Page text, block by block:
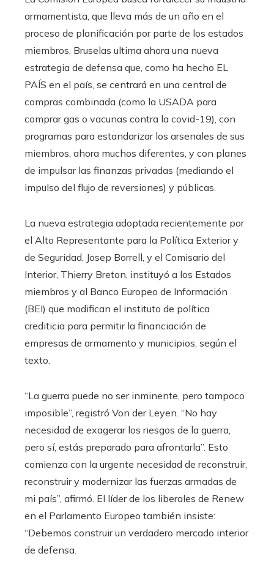
armamentista, que lleva más de un año en el
proceso de planificación por parte de los estados
miembros. Bruselas ultima ahora una nueva
estrategia de defensa que, como ha hecho EL
PAÍS en el país, se centrará en una central de
compras combinada (como la USADA para
comprar gas o vacunas contra la covid-19), con
programas para estandarizar los arsenales de sus
miembros, ahora muchos diferentes, y con planes
de impulsar las finanzas privadas (mediando el
impulso del flujo de reversiones) y públicas.
La nueva estrategia adoptada recientemente por
el Alto Representante para la Política Exterior y
de Seguridad, Josep Borrell, y el Comisario del
Interior, Thierry Breton, instituyó a los Estados
miembros y al Banco Europeo de Información
(BEI) que modifican el instituto de política
crediticia para permitir la financiación de
empresas de armamento y municipios, según el
texto.
“La guerra puede no ser inminente, pero tampoco
imposible”, registró Von der Leyen. “No hay
necesidad de exagerar los riesgos de la guerra,
pero sí, estás preparado para afrontarla”. Esto
comienza con la urgente necesidad de reconstruir,
reconstruir y modernizar las fuerzas armadas de
mi país”, afirmó. El líder de los liberales de Renew
en el Parlamento Europeo también insiste:
“Debemos construir un verdadero mercado interior
de defensa.